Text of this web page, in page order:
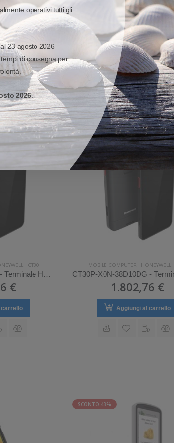
operativi tutti gli
23 agosto 2026
di consegna per
2026.
VISUALIZZA MODELLO ED OPZIONI
- CT30
CT30P-L1N-27D1ENA - Terminale Honeywell palmare modello CT30
€
carrello
SCONTO 32%
MOBILE COMPUTER - HONEYWELL -
1.802,76 €
Aggiungi al carrello
SCONTO 43%